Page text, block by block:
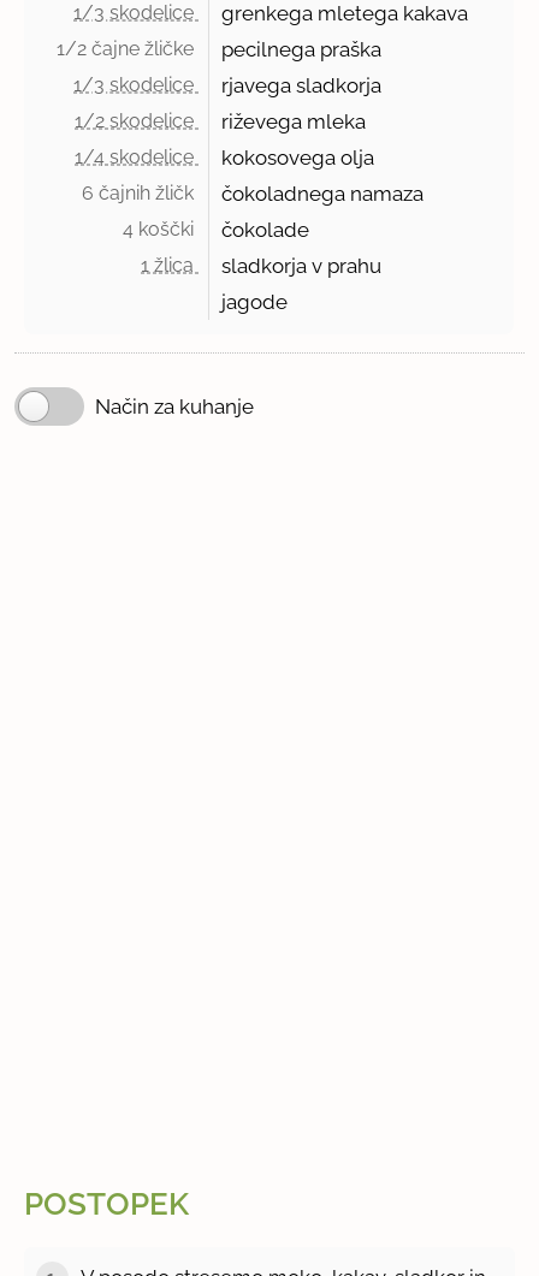
1/3 skodelice grenkega mletega kakava
1/2 čajne žličke pecilnega praška
1/3 skodelice rjavega sladkorja
1/2 skodelice riževega mleka
1/4 skodelice kokosovega olja
6 čajnih žličk čokoladnega namaza
4 koščki čokolade
1 žlica
sladkorja v prahu
jagode
Način za kuhanje
POSTOPEK